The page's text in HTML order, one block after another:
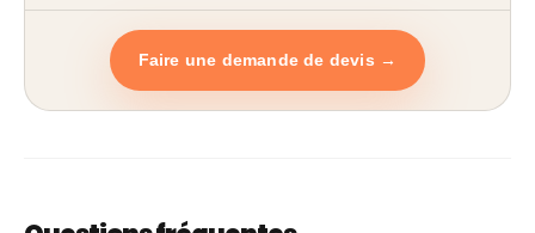
Faire une demande de devis →